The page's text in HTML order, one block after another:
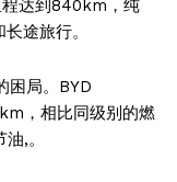
程达到840km，纯
途旅行。
困局。BYD
，相比同级别的燃
,。